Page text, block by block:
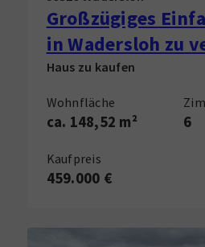
Großzügiges
in Wadersloh zu
Haus zu kaufen
Wohnfläche
ca. 148,52 m² 6
Kaufpreis
459.000 €